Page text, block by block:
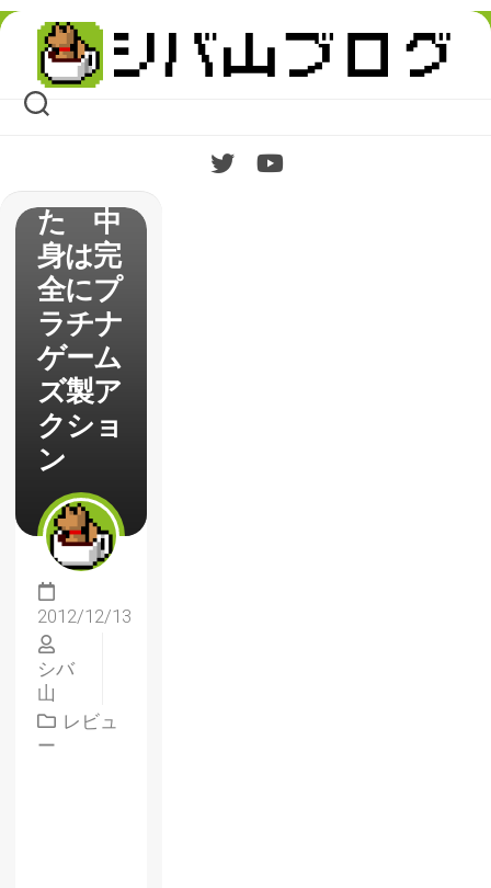
Skip
content
ング】
体験版
が配信
された
ってみ
た 中
身は完
全にプ
ラチナ
ゲーム
ズ製ア
クショ
ン
2012/12/13
シバ
山
レビュ
ー